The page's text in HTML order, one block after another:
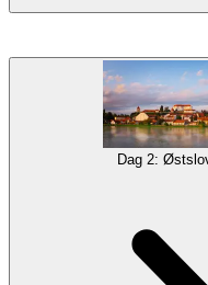
Du vil hente din bil i
vandre rundt i Ljubljana vil
dig en chance for at
Dag 2: